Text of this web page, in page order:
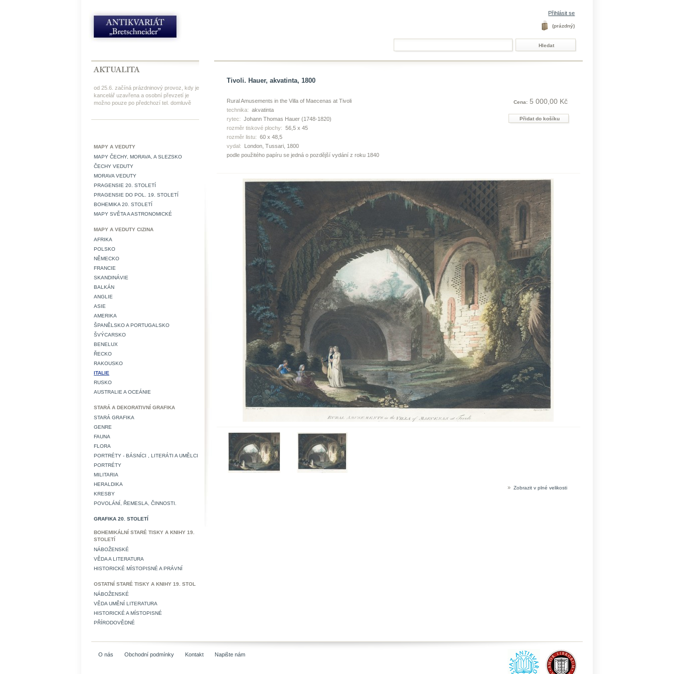
Přihlásit se
(prázdný)
od 25.6. začíná prázdninový provoz, kdy je
kancelář uzavřena a osobní převzetí je
možno pouze po předchozí tel. domluvě
MAPY A VEDUTY
MAPY ČECHY, MORAVA, A SLEZSKO
ČECHY VEDUTY
MORAVA VEDUTY
PRAGENSIE 20. STOLETÍ
PRAGENSIE DO POL. 19. STOLETÍ
BOHEMIKA 20. STOLETÍ
MAPY SVĚTA A ASTRONOMICKÉ
MAPY A VEDUTY CIZINA
AFRIKA
POLSKO
NĚMECKO
FRANCIE
SKANDINÁVIE
BALKÁN
ANGLIE
ASIE
AMERIKA
ŠPANĚLSKO A PORTUGALSKO
ŠVÝCARSKO
BENELUX
ŘECKO
RAKOUSKO
ITALIE
RUSKO
AUSTRALIE A OCEÁNIE
STARÁ A DEKORATIVNÍ GRAFIKA
STARÁ GRAFIKA
GENRE
FAUNA
FLORA
PORTRÉTY - BÁSNÍCI , LITERÁTI A UMĚLCI
PORTRÉTY
MILITARIA
HERALDIKA
KRESBY
POVOLÁNÍ, ŘEMESLA, ČINNOSTI.
GRAFIKA 20. STOLETÍ
BOHEMIKÁLNÍ STARÉ TISKY A KNIHY 19.
STOLETÍ
NÁBOŽENSKÉ
VĚDA A LITERATURA
HISTORICKÉ MÍSTOPISNÉ A PRÁVNÍ
OSTATNÍ STARÉ TISKY A KNIHY 19. STOL
NÁBOŽENSKÉ
VĚDA UMĚNÍ LITERATURA
HISTORICKÉ A MÍSTOPISNÉ
PŘÍRODOVĚDNÉ
Tivoli. Hauer, akvatinta, 1800
Rural Amusements in the Villa of Maecenas at Tivoli
technika: akvatinta
rytec: Johann Thomas Hauer (1748-1820)
rozměr tiskové plochy: 56,5 x 45
rozměr listu: 60 x 48,5
vydal:
London, Tussari, 1800
podle použitého papíru se jedná o pozdější vydání z roku 1840
Cena: 5 000,00 Kč
» Zobrazit v plné velikosti
O nás Obchodní podmínky Kontakt Napište nám